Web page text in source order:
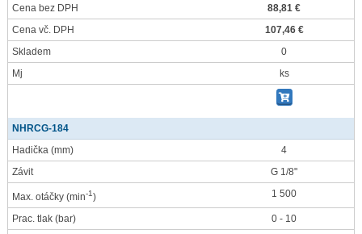
Cena bez DPH
88,81 €
Cena vč. DPH
107,46 €
Skladem
0
Mj
ks
NHRCG-184
Hadička (mm)
4
Závit
G 1/8"
Max. otáčky (min-1) 1 500
Prac. tlak (bar)
0 - 10